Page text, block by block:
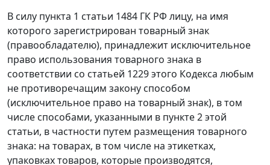
В силу пункта 1 статьи 1484 ГК РФ лицу, на имя
которого зарегистрирован товарный знак
(правообладателю), принадлежит исключительное
право использования товарного знака в
соответствии со статьей 1229 этого Кодекса любым
не противоречащим закону способом
(исключительное право на товарный знак), в том
числе способами, указанными в пункте 2 этой
статьи, в частности путем размещения товарного
знака: на товарах, в том числе на этикетках,
упаковках товаров, которые производятся,